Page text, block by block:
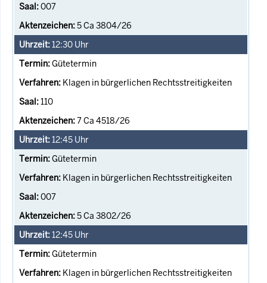
007
5 Ca 3804/26
12:30 Uhr
Gütetermin
Klagen in bürgerlichen Rechtsstreitigkeiten
110
7 Ca 4518/26
12:45 Uhr
Gütetermin
Klagen in bürgerlichen Rechtsstreitigkeiten
007
5 Ca 3802/26
12:45 Uhr
Gütetermin
Klagen in bürgerlichen Rechtsstreitigkeiten